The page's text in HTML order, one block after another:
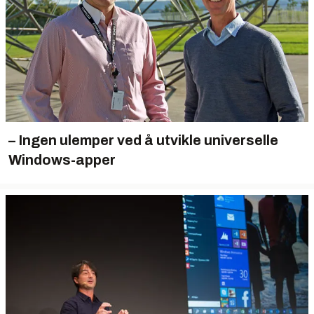
– Ingen ulemper ved å utvikle universelle
Windows-apper